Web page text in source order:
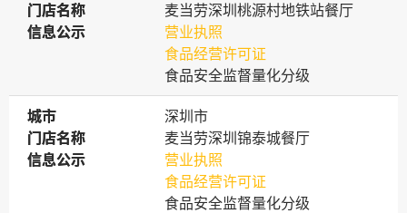
门店名称
门店名称
麦当劳深圳桃源村地铁站餐厅
信息公示
信息公示
营业执照
食品经营许可证
食品安全监督量化分级
城市
城市
深圳市
门店名称
门店名称
麦当劳深圳锦泰城餐厅
信息公示
信息公示
营业执照
食品经营许可证
食品安全监督量化分级